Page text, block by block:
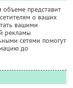
объеме представит
о ваших
вашими
рекламы
сетями помогут
до